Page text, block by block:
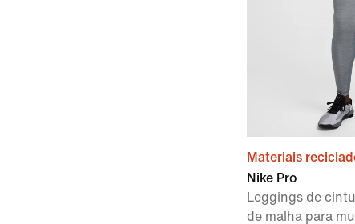
Materiais
Nike Pro
Leggings de
de malha para